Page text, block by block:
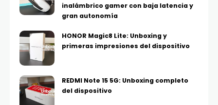
inalámbrico gamer con baja latencia y
gran autonomía
HONOR Magic8 Lite: Unboxing y
primeras impresiones del dispositivo
REDMI Note 15 5G: Unboxing completo
del dispositivo